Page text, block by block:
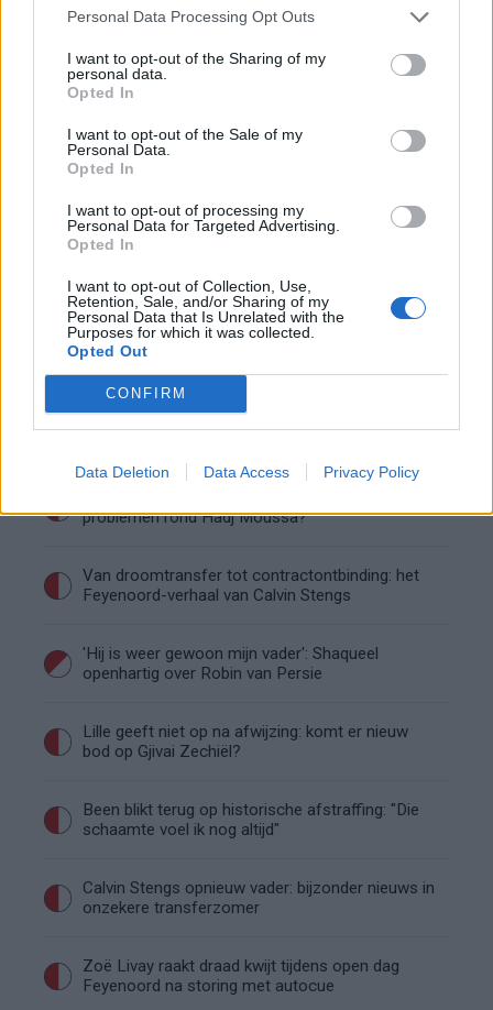
Personal Data Processing Opt Outs
I want to opt-out of the Sharing of my
personal data.
Opted In
I want to opt-out of the Sale of my
Personal Data.
Opted In
I want to opt-out of processing my
Personal Data for Targeted Advertising.
Opted In
I want to opt-out of Collection, Use,
Retention, Sale, and/or Sharing of my
Personal Data that Is Unrelated with the
Purposes for which it was collected.
Opted Out
CONFIRM
Data Deletion Data Access Privacy Policy
Kan Givairo Read de duurste verdediger ooit van
bereik
deze twee posities nog versterken
Sauer naar Stuttgart bijna rond
en Hadj Moussa mogen vertrekken
Feyenoord sluit voorbereiding bijna af: dit staat
er nog op het programma
Shaqueel van Persie ontkracht geruchten over
problemen rond Hadj Moussa?
Van droomtransfer tot contractontbinding: het
Feyenoord-verhaal van Calvin Stengs
'Hij is weer gewoon mijn vader': Shaqueel
openhartig over Robin van Persie
Lille geeft niet op na afwijzing: komt er nieuw
bod op Gjivai Zechiël?
Been blikt terug op historische afstraffing: "Die
schaamte voel ik nog altijd"
Calvin Stengs opnieuw vader: bijzonder nieuws in
onzekere transferzomer
Zoë Livay raakt draad kwijt tijdens open dag
Feyenoord na storing met autocue